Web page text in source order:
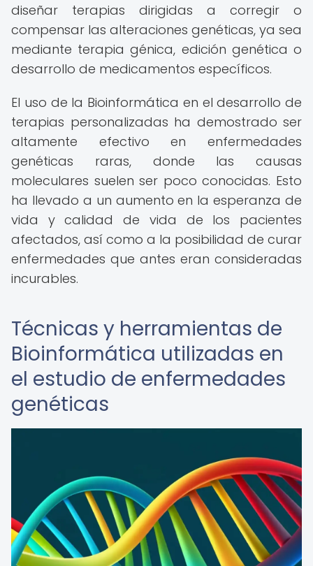
diseñar terapias dirigidas a corregir o
compensar las alteraciones genéticas, ya sea
mediante terapia génica, edición genética o
desarrollo de medicamentos específicos.
El uso de la Bioinformática en el desarrollo de
terapias personalizadas ha demostrado ser
altamente efectivo en enfermedades
genéticas raras, donde las causas
moleculares suelen ser poco conocidas. Esto
ha llevado a un aumento en la esperanza de
vida y calidad de vida de los pacientes
afectados, así como a la posibilidad de curar
enfermedades que antes eran consideradas
incurables.
Técnicas y herramientas de
Bioinformática utilizadas en
el estudio de enfermedades
genéticas